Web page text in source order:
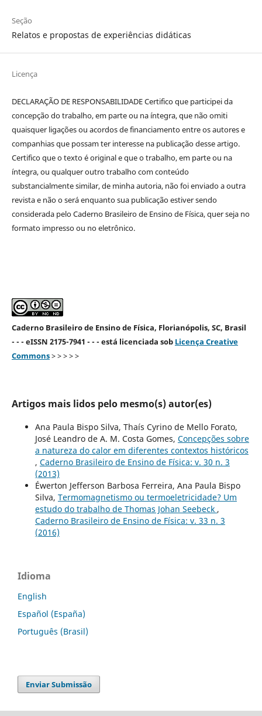
Seção
Relatos e propostas de experiências didáticas
Licença
DECLARAÇÃO DE RESPONSABILIDADE Certifico que participei da
concepção do trabalho, em parte ou na íntegra, que não omiti
quaisquer ligações ou acordos de financiamento entre os autores e
companhias que possam ter interesse na publicação desse artigo.
Certifico que o texto é original e que o trabalho, em parte ou na
íntegra, ou qualquer outro trabalho com conteúdo
substancialmente similar, de minha autoria, não foi enviado a outra
revista e não o será enquanto sua publicação estiver sendo
considerada pelo Caderno Brasileiro de Ensino de Física, quer seja no
formato impresso ou no eletrônico.
Caderno Brasileiro de Ensino de Física, Florianópolis, SC, Brasil
- - - eISSN 2175-7941 - - - está licenciada sob Licença Creative
Commons> > > > >
Artigos mais lidos pelo mesmo(s) autor(es)
Ana Paula Bispo Silva, Thaís Cyrino de Mello Forato,
José Leandro de A. M. Costa Gomes, Concepções sobre
a natureza do calor em diferentes contextos históricos
, Caderno Brasileiro de Ensino de Física: v. 30 n. 3
(2013)
Éwerton Jefferson Barbosa Ferreira, Ana Paula Bispo
Silva, Termomagnetismo ou termoeletricidade? Um
estudo do trabalho de Thomas Johan Seebeck ,
Caderno Brasileiro de Ensino de Física: v. 33 n. 3
(2016)
Idioma
English
Español (España)
Português (Brasil)
Enviar Submissão